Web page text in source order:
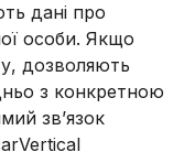
дані про
особи. Якщо
дозволяють
з конкретною
зв’язок